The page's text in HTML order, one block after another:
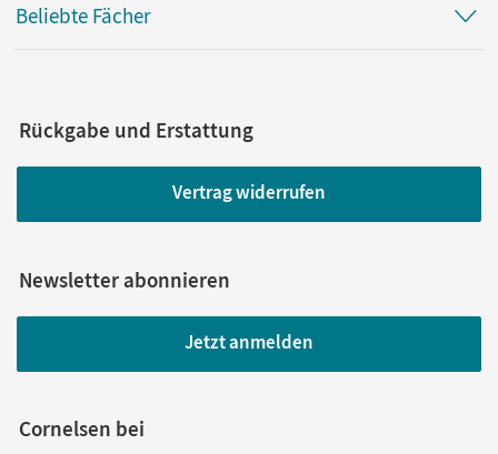
Beliebte Fächer
Rückgabe und Erstattung
Vertrag widerrufen
Newsletter abonnieren
Jetzt anmelden
Cornelsen bei